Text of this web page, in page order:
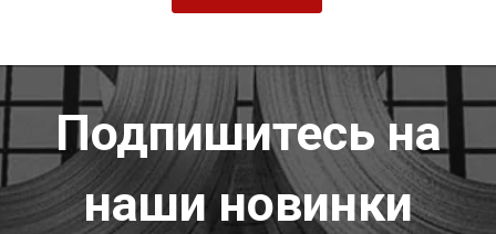
Подпишитесь на
наши новинки